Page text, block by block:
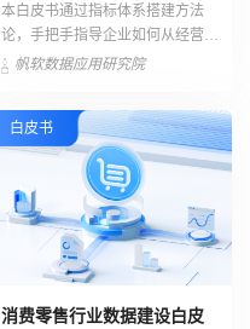
本白皮书通过指标体系搭建方法
论，手把手指导企业如何从经营战
略出发，分解关键业务动作，形成
帆软数据应用研究院
白皮书
消费零售行业数据建设白皮